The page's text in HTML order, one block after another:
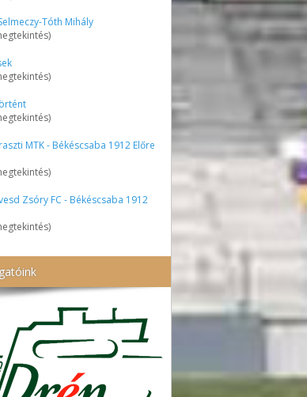
Tóth Mihály
MTK - Békéscsaba 1912 Előre
Zsóry FC - Békéscsaba 1912